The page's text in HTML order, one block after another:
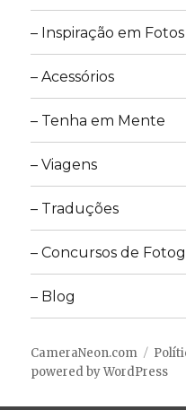
– Inspiração em Fotos
– Acessórios
– Tenha em Mente
– Viagens
– Traduções
– Concursos de
– Blog
CameraNeon.com
powered by WordPress